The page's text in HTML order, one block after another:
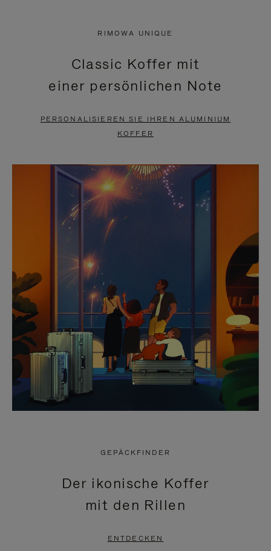
PAUSIERT,
BITTE
DRÜCKEN
ANZUHALTEN
KLICKEN
SIE
ZUM
AUFHEBEN
STUMMSCHALTUNG
RIMOWA UNIQUE
Classic Koffer mit
einer persönlichen Note
PERSONALISIEREN SIE IHREN ALUMINIUM
KOFFER
GEPÄCKFINDER
Der ikonische Koffer
mit den Rillen
ENTDECKEN